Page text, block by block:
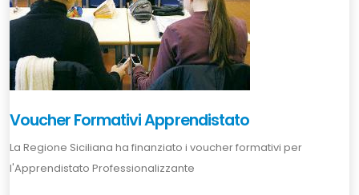
Voucher Formativi Apprendistato
La Regione Siciliana ha finanziato i voucher formativi per
l'Apprendistato Professionalizzante